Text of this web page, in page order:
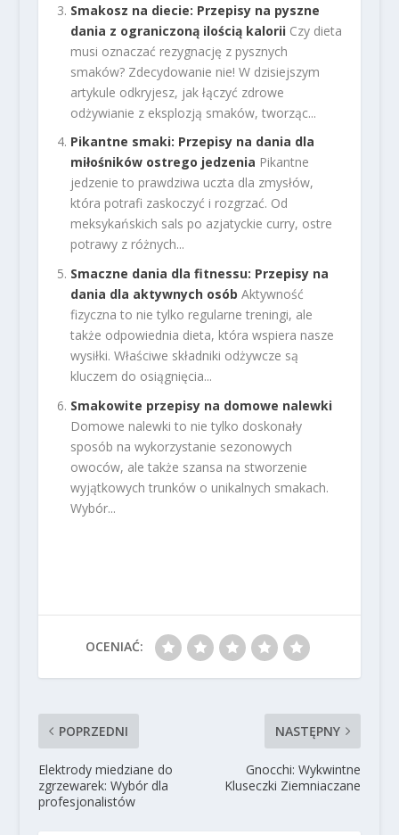
Smakosz na diecie: Przepisy na pyszne
dania z ograniczoną ilością kalorii Czy dieta
musi oznaczać rezygnację z pysznych
smaków? Zdecydowanie nie! W dzisiejszym
artykule odkryjesz, jak łączyć zdrowe
odżywianie z eksplozją smaków, tworząc...
Pikantne smaki: Przepisy na dania dla
miłośników ostrego jedzenia Pikantne
jedzenie to prawdziwa uczta dla zmysłów,
która potrafi zaskoczyć i rozgrzać. Od
meksykańskich sals po azjatyckie curry, ostre
potrawy z różnych...
Smaczne dania dla fitnessu: Przepisy na
dania dla aktywnych osób Aktywność
fizyczna to nie tylko regularne treningi, ale
także odpowiednia dieta, która wspiera nasze
wysiłki. Właściwe składniki odżywcze są
kluczem do osiągnięcia...
Smakowite przepisy na domowe nalewki
Domowe nalewki to nie tylko doskonały
sposób na wykorzystanie sezonowych
owoców, ale także szansa na stworzenie
wyjątkowych trunków o unikalnych smakach.
Wybór...
OCENIAĆ:
POPRZEDNI
Elektrody miedziane do
zgrzewarek: Wybór dla
profesjonalistów
NASTĘPNY
Gnocchi: Wykwintne
Kluseczki Ziemniaczane